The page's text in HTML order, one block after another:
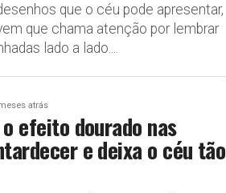
que o céu pode apresentar,
que chama atenção por lembrar
lado a lado....
atrás
efeito dourado nas
e deixa o céu tão